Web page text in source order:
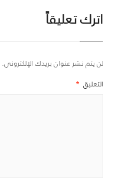
اترك تعليقاً
لن يتم نشر عنوان بريدك الإلكتروني.
التعليق *